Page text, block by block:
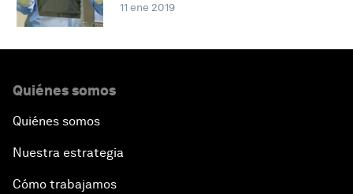
11 ene 2019
Quiénes somos
Quiénes somos
Nuestra estrategia
Cómo trabajamos